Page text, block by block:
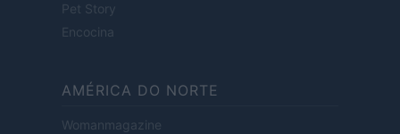
Pet Story
Encocina
AMÉRICA DO NORTE
Womanmagazine